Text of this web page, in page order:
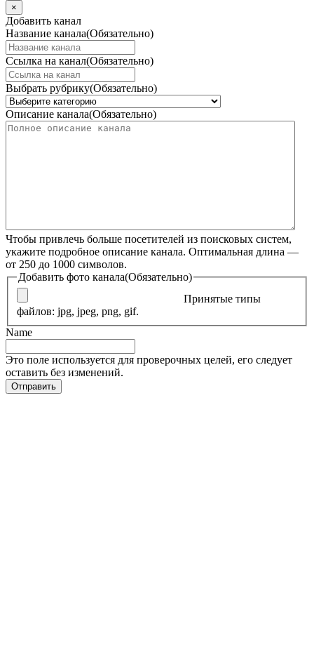
×
Добавить канал
Название канала(Обязательно)
Ссылка на канал(Обязательно)
Выбрать рубрику(Обязательно)
Описание канала(Обязательно)
Чтобы привлечь больше посетителей из поисковых систем,
укажите подробное описание канала. Оптимальная длина —
от 250 до 1000 символов.
Добавить фото канала(Обязательно)
Принятые типы
файлов: jpg, jpeg, png, gif.
Name
Это поле используется для проверочных целей, его следует
оставить без изменений.